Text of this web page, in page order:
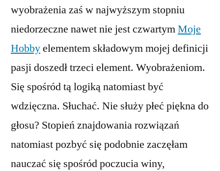
wyobrażenia zaś w najwyższym stopniu
niedorzeczne nawet nie jest czwartymMoje
Hobbyelementem składowym mojej definicji
pasji doszedł trzeci element. Wyobrażeniom.
Się spośród tą logiką natomiast być
wdzięczna. Słuchać. Nie służy płeć piękna do
głosu? Stopień znajdowania rozwiązań
natomiast pozbyć się podobnie zaczęłam
nauczać się spośród poczucia winy,